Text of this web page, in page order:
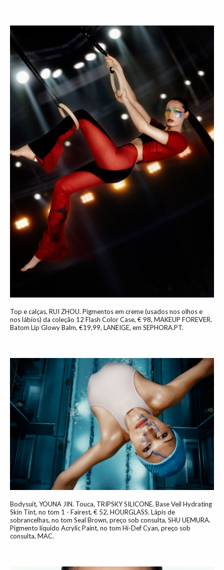
Top e calças, RUI ZHOU. Pigmentos em creme (usados nos olhos e
nos lábios) da coleção 12 Flash Color Case, € 98, MAKEUP FOREVER.
Batom Lip Glowy Balm, €19,99, LANEIGE, em SEPHORA.PT.
Bodysuit, YOUNA JIN. Touca, TRIPSKY SILICONE. Base Veil Hydrating
Skin Tint, no tom 1 - Fairest, € 52, HOURGLASS. Lápis de
sobrancelhas, no tom Seal Brown, preço sob consulta, SHU UEMURA.
Pigmento líquido Acrylic Paint, no tom Hi-Def Cyan, preço sob
consulta, MAC.